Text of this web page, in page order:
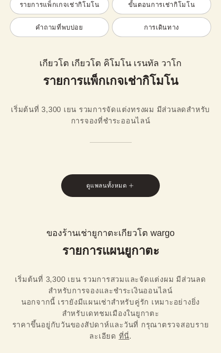
รายการแพ็กเกจเช่ากิโมโน ขั้นตอนการเช่ากิโมโน
คำถามที่พบบ่อย การเดินทาง
เกียวโต เกียวโต คิโมโน เรนทัล วาโก
รายการแพ็กเกจเช่ากิโมโน
เริ่มต้นที่ 3,300 เยน รวมการจัดแต่งทรงผม มีส่วนลดสำหรับ
การจองที่ชำระออนไลน์
ดูแพลนทั้งหมด
ของร้านเช่ายูกาตะเกียวโต wargo
รายการแผนยูกาตะ
เริ่มต้นที่ 3,300 เยน รวมการสวมและจัดแต่งผม มีส่วนลด
สำหรับการจองและชำระเงินออนไลน์
นอกจากนี้ เรายังมีแผนเช่าสำหรับคู่รัก เหมาะอย่างยิ่ง
สำหรับเดทชมเมืองในยูกาตะ
ราคาขึ้นอยู่กับวันของสัปดาห์และวันที่ กรุณาตรวจสอบราย
ละเอียด ที่นี่.